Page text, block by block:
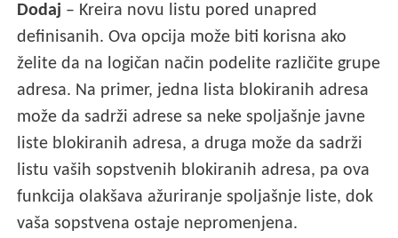
Dodaj – Kreira novu listu pored unapred
definisanih. Ova opcija može biti korisna ako
želite da na logičan način podelite različite grupe
adresa. Na primer, jedna lista blokiranih adresa
može da sadrži adrese sa neke spoljašnje javne
liste blokiranih adresa, a druga može da sadrži
listu vaših sopstvenih blokiranih adresa, pa ova
funkcija olakšava ažuriranje spoljašnje liste, dok
vaša sopstvena ostaje nepromenjena.